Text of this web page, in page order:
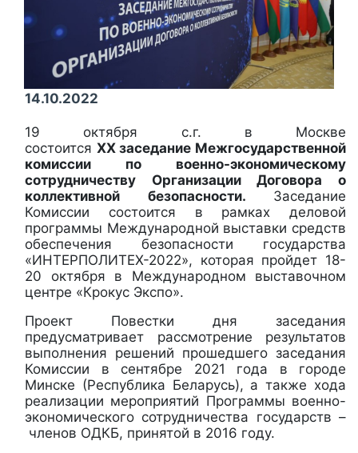
14.10.2022
19 октября с.г. в Москве
состоится ХХ заседание Межгосударственной
комиссии по военно-экономическому
сотрудничеству Организации Договора о
коллективной безопасности. Заседание
Комиссии состоится в рамках деловой
программы Международной выставки средств
обеспечения безопасности государства
«ИНТЕРПОЛИТЕХ-2022», которая пройдет 18-
20 октября в Международном выставочном
центре «Крокус Экспо».
Проект Повестки дня заседания
предусматривает рассмотрение результатов
выполнения решений прошедшего заседания
Комиссии в сентябре 2021 года в городе
Минске (Республика Беларусь), а также хода
реализации мероприятий Программы военно-
экономического сотрудничества государств –
членов ОДКБ, принятой в 2016 году.